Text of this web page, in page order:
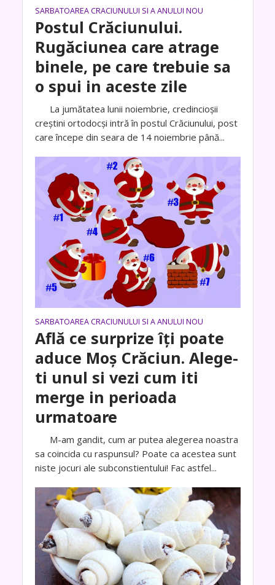
SARBATOAREA CRACIUNULUI SI A ANULUI NOU
Postul Crăciunului.
Rugăciunea care atrage
binele, pe care trebuie sa
o spui in aceste zile
La jumătatea lunii noiembrie, credincioșii
creștini ortodocși intră în postul Crăciunului, post
care începe din seara de 14 noiembrie până...
SARBATOAREA CRACIUNULUI SI A ANULUI NOU
Află ce surprize îți poate
aduce Moș Crăciun. Alege-
ti unul si vezi cum iti
merge in perioada
urmatoare
M-am gandit, cum ar putea alegerea noastra
sa coincida cu raspunsul? Poate ca acestea sunt
niste jocuri ale subconstientului! Fac astfel...